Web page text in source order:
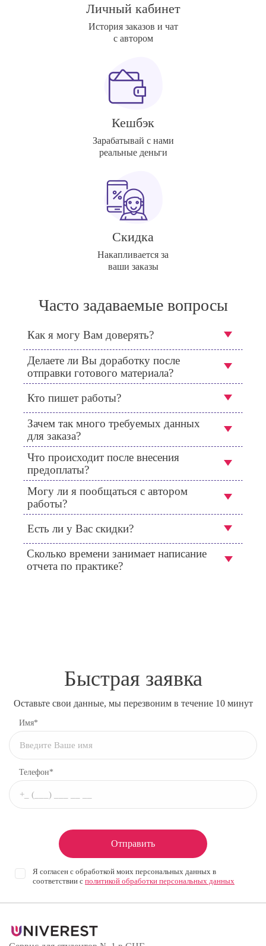
Личный кабинет
История заказов и чат
с автором
Кешбэк
Зарабатывай с нами
реальные деньги
Скидка
Накапливается за
ваши заказы
Часто задаваемые вопросы
Как я могу Вам доверять?
Делаете ли Вы доработку после
отправки готового материала?
Кто пишет работы?
Зачем так много требуемых данных
для заказа?
Что происходит после внесения
предоплаты?
Могу ли я пообщаться с автором
работы?
Есть ли у Вас скидки?
Сколько времени занимает написание
отчета по практике?
Быстрая заявка
Оставьте свои данные, мы перезвоним в течение 10 минут
Имя*
Телефон*
Отправить
Я согласен с обработкой моих персональных данных в
соответствии с политикой обработки персональных данных